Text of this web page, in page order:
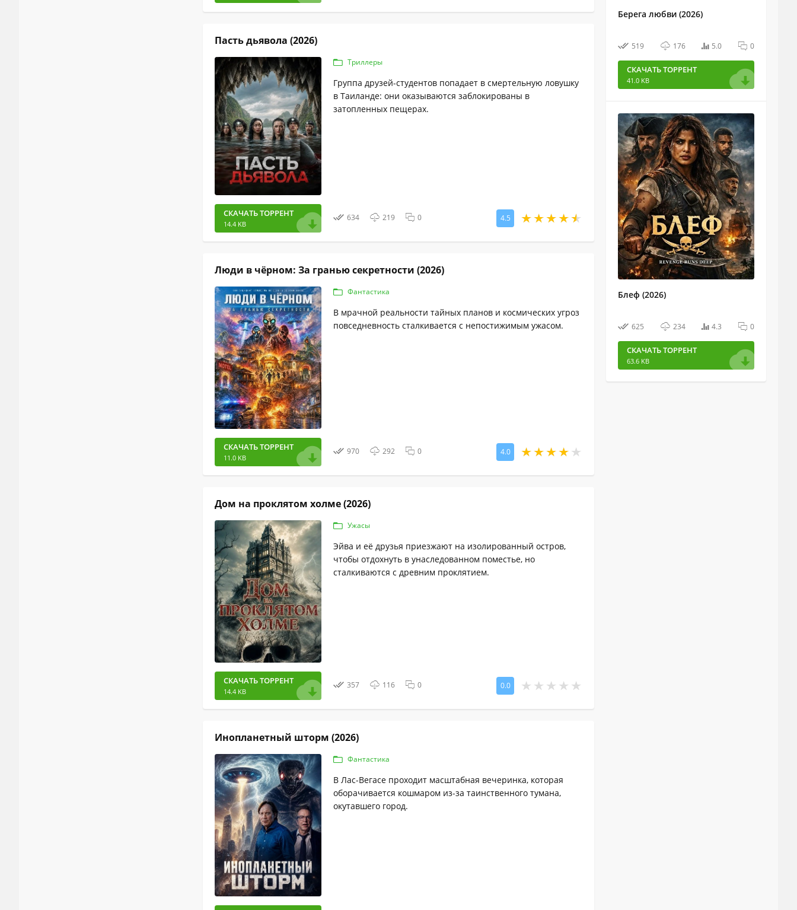
Пасть дьявола (2026)
СКАЧАТЬ ТОРРЕНТ
14.4 KB
Триллеры
Группа друзей-студентов попадает в смертельную ловушку
в Таиланде: они оказываются заблокированы в
затопленных пещерах.
634 219 0 4.5
Люди в чёрном: За гранью секретности (2026)
СКАЧАТЬ ТОРРЕНТ
11.0 KB
Фантастика
В мрачной реальности тайных планов и космических угроз
повседневность сталкивается с непостижимым ужасом.
970 292 0 4.0
Дом на проклятом холме (2026)
СКАЧАТЬ ТОРРЕНТ
14.4 KB
Ужасы
Эйва и её друзья приезжают на изолированный остров,
чтобы отдохнуть в унаследованном поместье, но
сталкиваются с древним проклятием.
357 116 0 0.0
Инопланетный шторм (2026)
Фантастика
В Лас-Вегасе проходит масштабная вечеринка, которая
оборачивается кошмаром из-за таинственного тумана,
окутавшего город.
Берега любви (2026)
519 176 5.0 0
СКАЧАТЬ ТОРРЕНТ
41.0 KB
Блеф (2026)
625 234 4.3 0
СКАЧАТЬ ТОРРЕНТ
63.6 KB